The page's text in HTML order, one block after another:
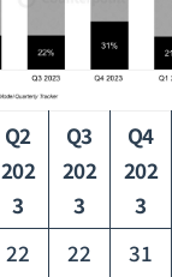
Q2
202
3
Q3
202
3
Q4
202
3
22
22
31